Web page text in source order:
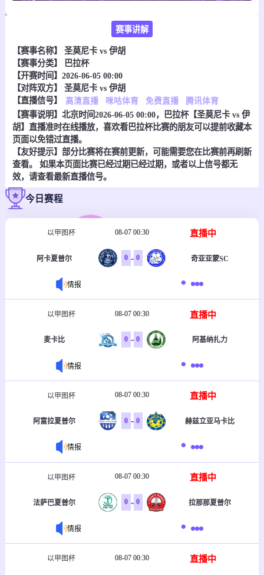
赛事讲解
【赛事名称】 圣莫尼卡 vs 伊胡
【赛事分类】
巴拉杯
【开赛时间】2026-06-05 00:00
【对阵双方】 圣莫尼卡 vs 伊胡
【直播信号】
高清直播 咪咕体育 免费直播 腾讯体育
【赛事说明】北京时间2026-06-05 00:00，巴拉杯【圣莫尼卡 vs 伊
胡】直播准时在线播放，喜欢看巴拉杯比赛的朋友可以提前收藏本
页面以免错过直播。
【友好提示】部分比赛将在赛前更新，可能需要您在比赛前再刷新
查看。 如果本页面比赛已经过期已经过期，或者以上信号都无
效，请查看最新直播信号。
今日赛程
以甲图杯 08-07 00:30 直播中
阿卡夏普尔 0 - 0 奇亚亚蒙SC
情报
以甲图杯 08-07 00:30 直播中
麦卡比 0 - 0 阿基纳扎力
情报
以甲图杯 08-07 00:30 直播中
阿富拉夏普尔 0 - 0 赫兹立亚马卡比
情报
以甲图杯 08-07 00:30 直播中
法萨巴夏普尔 0 - 0 拉那那夏普尔
情报
以甲图杯 08-07 00:30 直播中